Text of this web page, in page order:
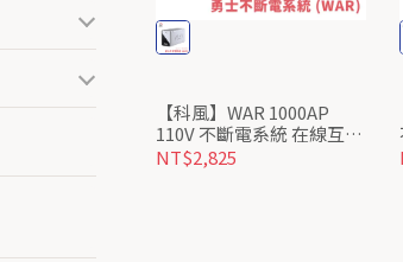
【科風】WAR 1000AP
110V 不斷電系統 在線互動
式UPS
NT$2,825